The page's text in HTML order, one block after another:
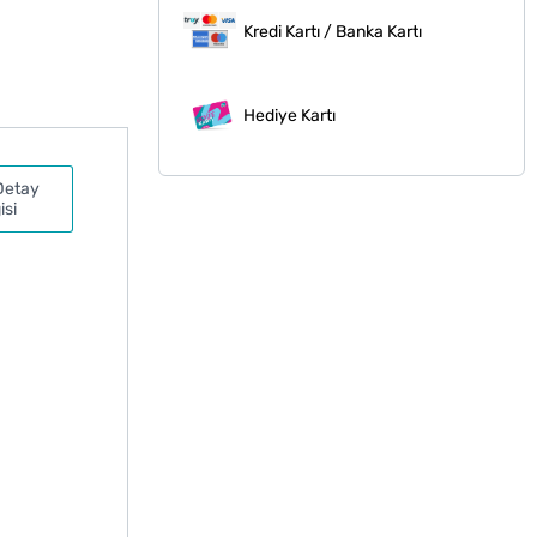
Kredi Kartı / Banka Kartı
Hediye Kartı